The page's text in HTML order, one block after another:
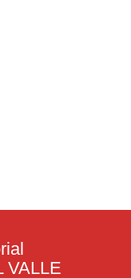
VALLE